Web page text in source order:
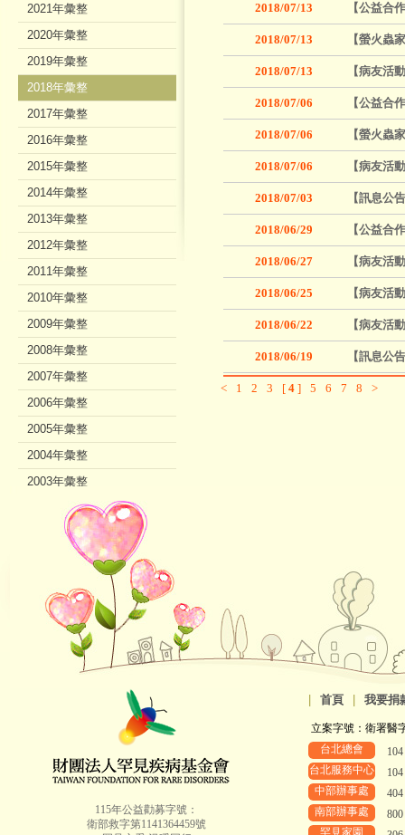
2018/07/13 【公益合
2018/07/13 【螢火蟲
2018/07/13 【病友活
2018/07/06 【公益合
2018/07/06 【螢火蟲
2018/07/06 【病友活
2018/07/03 【訊息公
2018/06/29 【公益合
2018/06/27 【病友活
2018/06/25 【病友活
2018/06/22 【病友活
2018/06/19 【訊息公
< 1 2 3 [ 4 ] 5 6 7 8 >
2021年彙整
2020年彙整
2019年彙整
2018年彙整
2017年彙整
2016年彙整
2015年彙整
2014年彙整
2013年彙整
2012年彙整
2011年彙整
2010年彙整
2009年彙整
2008年彙整
2007年彙整
2006年彙整
2005年彙整
2004年彙整
2003年彙整
2002年彙整
115年公益勸募字號：
衛部救字第1141364459號
首頁 我要捐
立案字號：衛署醫
台北總會
台北服務中心
中部辦事處
南部辦事處
罕見家園